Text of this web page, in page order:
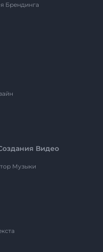
Брендинга
Видео
Музыки